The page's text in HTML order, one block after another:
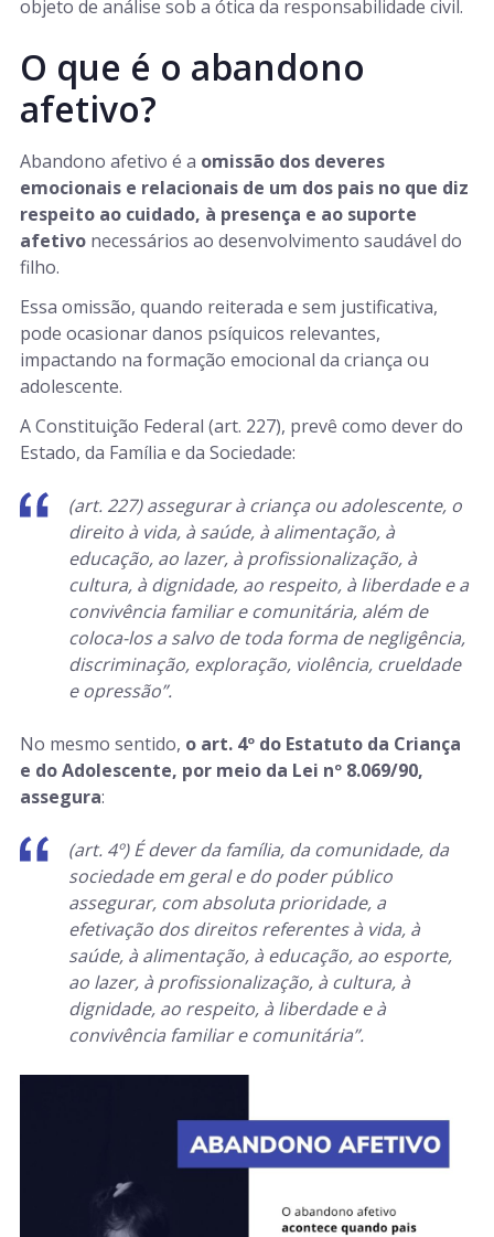
objeto de análise sob a ótica da responsabilidade civil.
O que é o abandono
afetivo?
Abandono afetivo é a omissão dos deveres
emocionais e relacionais de um dos pais no que diz
respeito ao cuidado, à presença e ao suporte
afetivo necessários ao desenvolvimento saudável do
filho.
Essa omissão, quando reiterada e sem justificativa,
pode ocasionar danos psíquicos relevantes,
impactando na formação emocional da criança ou
adolescente.
A Constituição Federal (art. 227), prevê como dever do
Estado, da Família e da Sociedade:
(art. 227) assegurar à criança ou adolescente, o
direito à vida, à saúde, à alimentação, à
educação, ao lazer, à profissionalização, à
cultura, à dignidade, ao respeito, à liberdade e a
convivência familiar e comunitária, além de
coloca-los a salvo de toda forma de negligência,
discriminação, exploração, violência, crueldade
e opressão”.
No mesmo sentido, o art. 4º do Estatuto da Criança
e do Adolescente, por meio da Lei nº 8.069/90,
assegura:
(art. 4º) É dever da família, da comunidade, da
sociedade em geral e do poder público
assegurar, com absoluta prioridade, a
efetivação dos direitos referentes à vida, à
saúde, à alimentação, à educação, ao esporte,
ao lazer, à profissionalização, à cultura, à
dignidade, ao respeito, à liberdade e à
convivência familiar e comunitária”.